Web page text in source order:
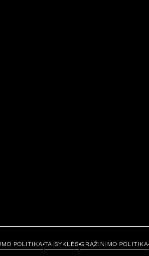
POLITIKA TAISYKLĖS GRĄŽINIMO POLITIKA